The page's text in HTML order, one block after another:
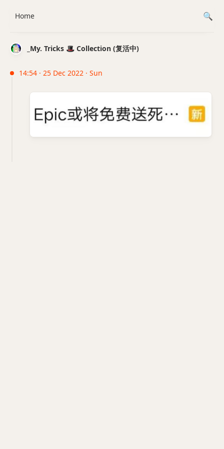
_My. Tricks 🎩 Collection (复活中)
14:54 · 25 Dec 2022 · Sun
Home